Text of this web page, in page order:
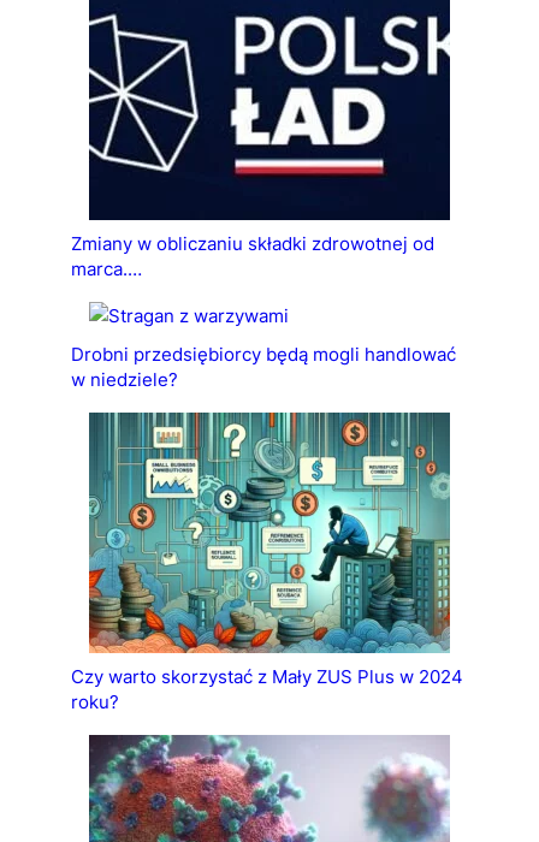
Zmiany w obliczaniu składki zdrowotnej od
marca.…
Drobni przedsiębiorcy będą mogli handlować
w niedziele?
Czy warto skorzystać z Mały ZUS Plus w 2024
roku?